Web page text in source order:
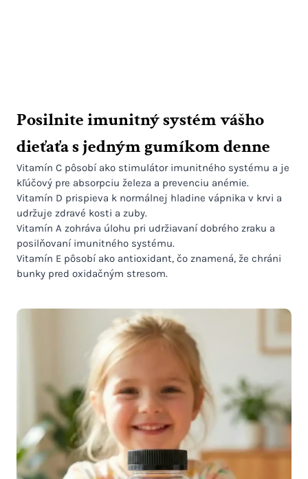
Posilnite imunitný systém vášho
dieťaťa s jedným gumíkom denne
Vitamín C pôsobí ako stimulátor imunitného systému a je
kľúčový pre absorpciu železa a prevenciu anémie.
Vitamín D prispieva k normálnej hladine vápnika v krvi a
udržuje zdravé kosti a zuby.
Vitamín A zohráva úlohu pri udržiavaní dobrého zraku a
posilňovaní imunitného systému.
Vitamín E pôsobí ako antioxidant, čo znamená, že chráni
bunky pred oxidačným stresom.